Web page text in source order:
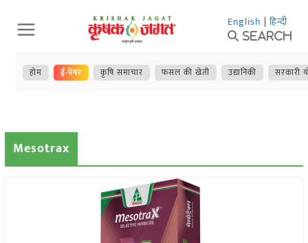
Skip
to
content
English | हिन्दी
Search
होम ई-पेपर कृषि समाचार फसल की खेती उद्यानिकी सरकारी
Mesotrax